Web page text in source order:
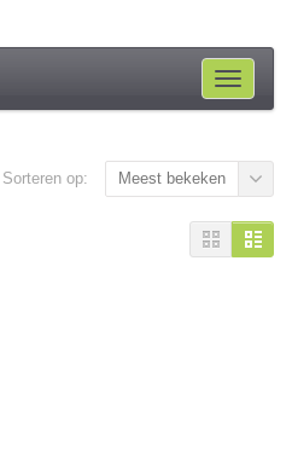
Sorteren op: Meest bekeken